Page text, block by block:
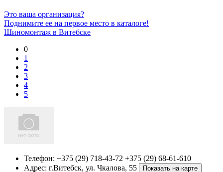
Это ваша организация?
Поднимите ее на первое место в каталоге!
Шиномонтаж в Витебске
0
1
2
3
4
5
Телефон: +375 (29) 718-43-72 +375 (29) 68-61-610
Адрес: г.Витебск, ул. Чкалова, 55